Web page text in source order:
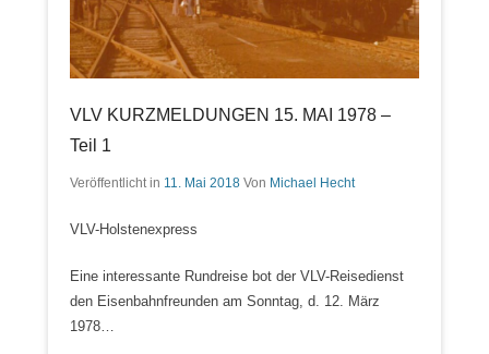
VLV KURZMELDUNGEN 15. MAI 1978 –
Teil 1
Veröffentlicht in 11. Mai 2018 Von Michael Hecht
VLV-Holstenexpress
Eine interessante Rundreise bot der VLV-Reisedienst
den Eisenbahnfreunden am Sonntag, d. 12. März
1978…